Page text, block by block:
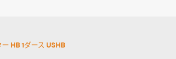
HB 1ダース USHB